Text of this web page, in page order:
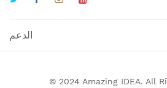
الدعم
© 2024 Amazing IDEA. All